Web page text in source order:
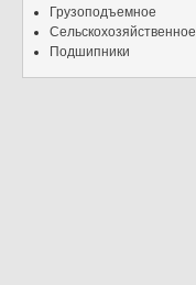
Грузоподъемное
Сельскохозяйственное
Подшипники